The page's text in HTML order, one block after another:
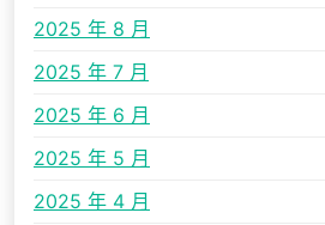
2025 年 8 月
2025 年 7 月
2025 年 6 月
2025 年 5 月
2025 年 4 月